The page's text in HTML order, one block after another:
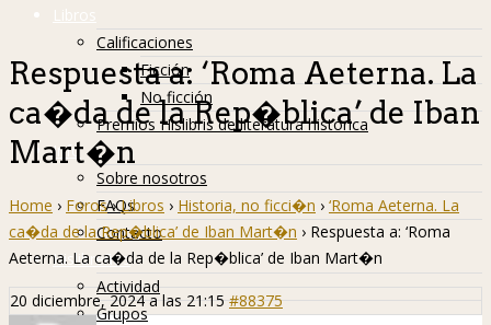
Libros
Calificaciones
Ficción
No ficción
Premios Hislibris de literatura histórica
Info
Sobre nosotros
FAQs
Contacto
Hislibreños
Actividad
Grupos
Respuesta a: ‘Roma Aeterna. La
ca�da de la Rep�blica’ de Iban
Mart�n
Home › Foros › Libros › Historia, no ficci�n › ‘Roma Aeterna. La
ca�da de la Rep�blica’ de Iban Mart�n › Respuesta a: ‘Roma
Aeterna. La ca�da de la Rep�blica’ de Iban Mart�n
20 diciembre, 2024 a las 21:15 #88375